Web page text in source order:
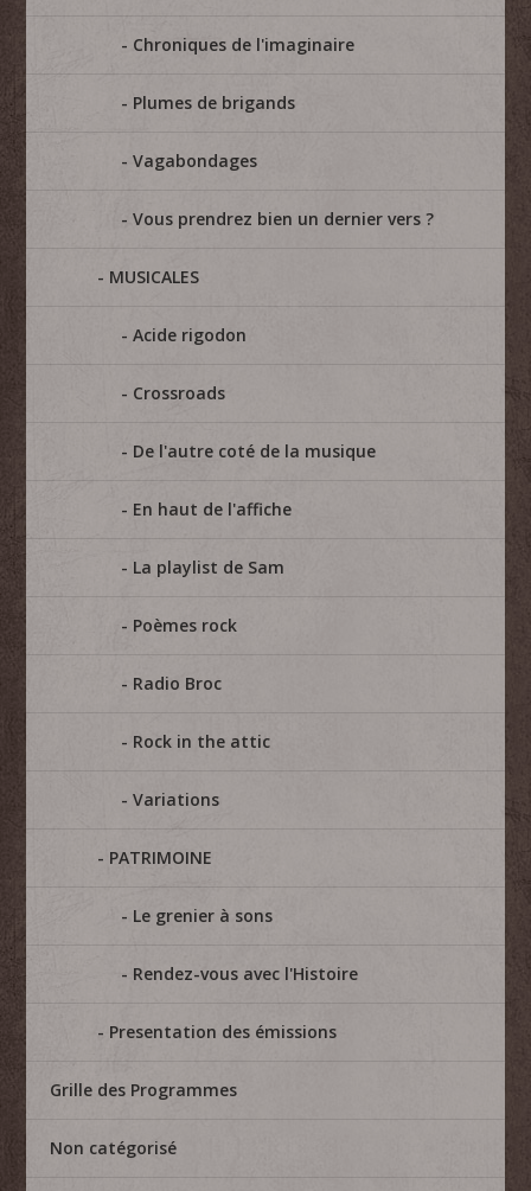
Chroniques de l'imaginaire
Plumes de brigands
Vagabondages
Vous prendrez bien un dernier vers ?
MUSICALES
Acide rigodon
Crossroads
De l'autre coté de la musique
En haut de l'affiche
La playlist de Sam
Poèmes rock
Radio Broc
Rock in the attic
Variations
PATRIMOINE
Le grenier à sons
Rendez-vous avec l'Histoire
Presentation des émissions
Grille des Programmes
Non catégorisé